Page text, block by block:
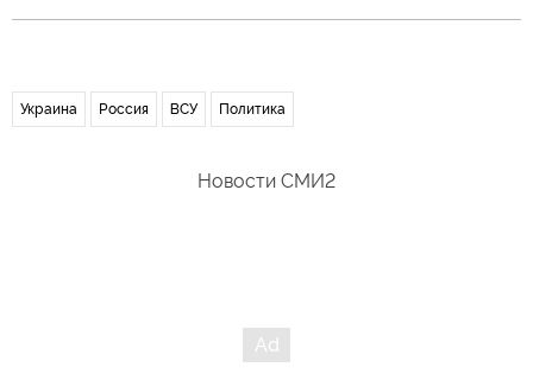
Украина Россия ВСУ Политика
Новости СМИ2